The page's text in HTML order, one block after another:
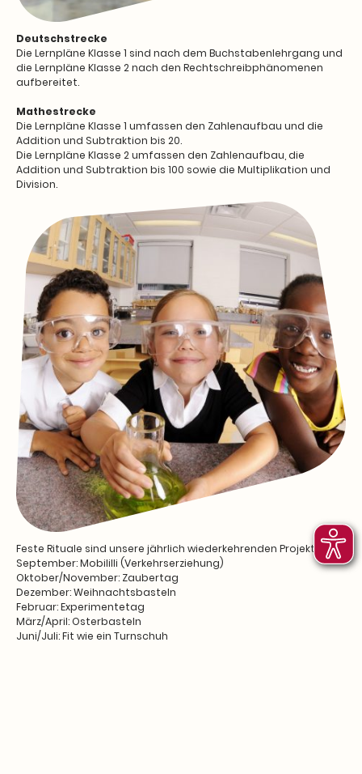
Deutschstrecke
Die Lernpläne Klasse 1 sind nach dem Buchstabenlehrgang und
die Lernpläne Klasse 2 nach den Rechtschreibphänomenen
aufbereitet.
Mathestrecke
Die Lernpläne Klasse 1 umfassen den Zahlenaufbau und die
Addition und Subtraktion bis 20.
Die Lernpläne Klasse 2 umfassen den Zahlenaufbau, die
Addition und Subtraktion bis 100 sowie die Multiplikation und
Division.
Feste Rituale sind unsere jährlich wiederkehrenden Projekttage:
September: Mobililli (Verkehrserziehung)
Oktober/November: Zaubertag
Dezember: Weihnachtsbasteln
Februar: Experimentetag
März/April: Osterbasteln
Juni/Juli: Fit wie ein Turnschuh